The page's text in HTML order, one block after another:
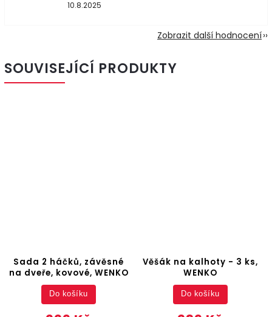
10.8.2025
Zobrazit další hodnocení
SOUVISEJÍCÍ PRODUKTY
Sada 2 háčků, závěsné
na dveře, kovové, WENKO
Do košíku
Věšák na kalhoty - 3 ks,
WENKO
Do košíku